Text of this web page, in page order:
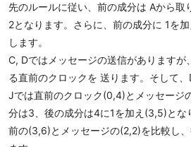
先のルールに従い、前の成分は Aから取
2となります。さらに、前の成分に 1を
します。
C, Dではメッセージの送信がありますが
る直前のクロックを 送ります。そして
Jでは直前のクロック(0,4)とメッセージ
分は3、後の成分は4に1を加え(3,5)とな
前の(3,6)とメッセージの(2,2)を比較し